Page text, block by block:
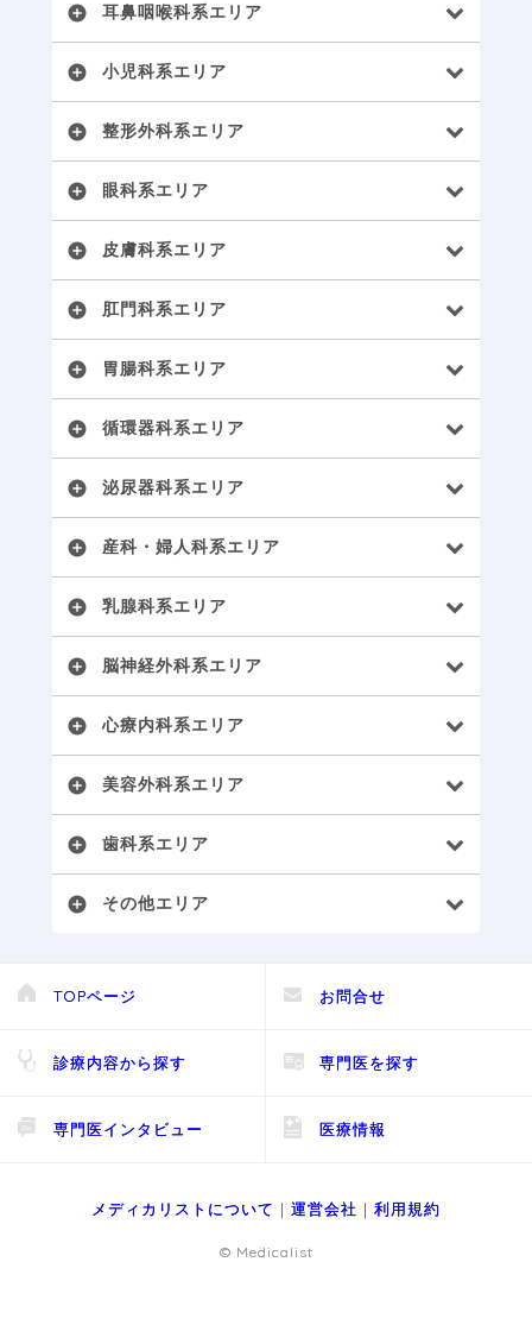
add_circle 耳鼻咽喉科系エリア
add_circle 小児科系エリア
add_circle 整形外科系エリア
add_circle 眼科系エリア
add_circle 皮膚科系エリア
add_circle 肛門科系エリア
add_circle 胃腸科系エリア
add_circle 循環器科系エリア
add_circle 泌尿器科系エリア
add_circle 産科・婦人科系エリア
add_circle 乳腺科系エリア
add_circle 脳神経外科系エリア
add_circle 心療内科系エリア
add_circle 美容外科系エリア
add_circle 歯科系エリア
add_circle その他エリア
TOPページ お問合せ
診療内容から探す 専門医を探す
専門医インタビュー 医療情報
メディカリストについて ｜ 運営会社 ｜ 利用規約
© Medicalist